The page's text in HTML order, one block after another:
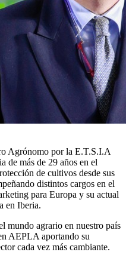
Agrónomo por la E.T.S.I.A
de más de 29 años en el
de cultivos desde sus
distintos cargos en el
para Europa y su actual
en Iberia.
mundo agrario en nuestro país
AEPLA aportando su
cada vez más cambiante.